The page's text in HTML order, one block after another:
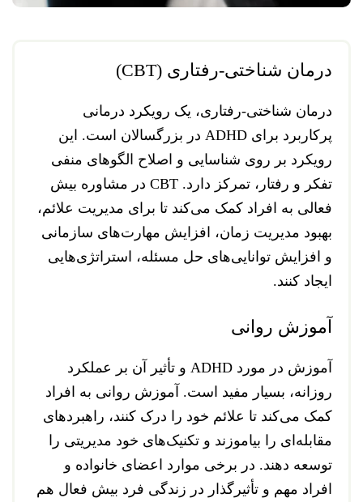
درمان شناختی-رفتاری (CBT)
درمان شناختی-رفتاری، یک رویکرد درمانی
پرکاربرد برای ADHD در بزرگسالان است. این
رویکرد بر روی شناسایی و اصلاح الگوهای منفی
تفکر و رفتار، تمرکز دارد. CBT در مشاوره بیش
فعالی به افراد کمک می‌کند تا برای مدیریت علائم،
بهبود مدیریت زمان، افزایش مهارت‌های سازمانی
و افزایش توانایی‌های حل مسئله، استراتژی‌هایی
ایجاد کنند.
آموزش روانی
آموزش در مورد ADHD و تأثیر آن بر عملکرد
روزانه، بسیار مفید است. آموزش روانی به افراد
کمک می‌کند تا علائم خود را درک کنند، راهبردهای
مقابله‌ای را بیاموزند و تکنیک‌های خود مدیریتی را
توسعه دهند. در برخی موارد اعضای خانواده و
افراد مهم و تأثیرگذار در زندگی فرد بیش فعال هم